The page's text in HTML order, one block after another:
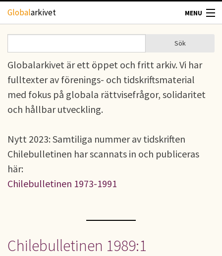
Hoppa till huvudinnehåll
Globalarkivet MENU
TIDSKRIFTER
GEOGRAFI
UTBLICK
OM OSS
KONTAKT
Sökformulär
Sök
Globalarkivet är ett öppet och fritt arkiv. Vi har
fulltexter av förenings- och tidskriftsmaterial
med fokus på globala rättvisefrågor, solidaritet
och hållbar utveckling.
Nytt 2023: Samtiliga nummer av tidskriften
Chilebulletinen har scannats in och publiceras
här:
Chilebulletinen 1973-1991
Chilebulletinen 1989:1